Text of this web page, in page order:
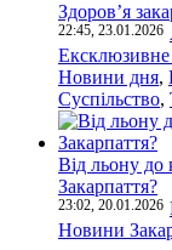
Здоров’я
22:45, 23.01.2026
Ексклюзивне
Новини дня,
Суспільство,
Від льону до
Закарпаття?
23:02, 20.01.2026
Новини